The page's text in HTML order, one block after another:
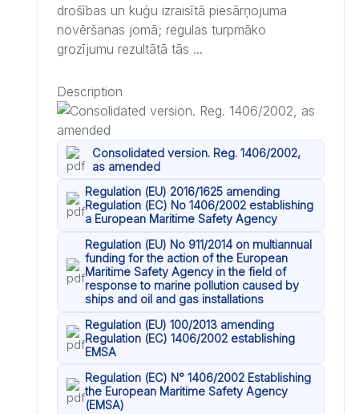
drošības un kuģu izraisītā piesārņojuma
novēršanas jomā; regulas turpmāko
grozījumu rezultātā tās ...
Description
Consolidated version. Reg. 1406/2002,
as amended
Regulation (EU) 2016/1625 amending
Regulation (EC) No 1406/2002 establishing
a European Maritime Safety Agency
Regulation (EU) No 911/2014 on multiannual
funding for the action of the European
Maritime Safety Agency in the field of
response to marine pollution caused by
ships and oil and gas installations
Regulation (EU) 100/2013 amending
Regulation (EC) 1406/2002 establishing
EMSA
Regulation (EC) N° 1406/2002 Establishing
the European Maritime Safety Agency
(EMSA)